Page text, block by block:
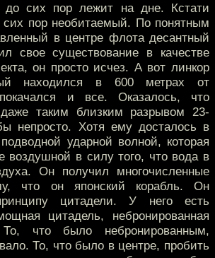
до сих пор лежит на дне. Кстати
пор необитаемый. По понятным
в центре флота десантный
свое существование в качестве
он просто исчез. А вот линкор
находился в 600 метрах от
и все. Оказалось, что
таким близким разрывом 23-
непросто. Хотя ему досталось в
ударной волной, которая
воздушной в силу того, что вода в
Он получил многочисленные
что он японский корабль. Он
цитадели. У него есть
цитадель, небронированная
что было небронированным,
То, что было в центре, пробить